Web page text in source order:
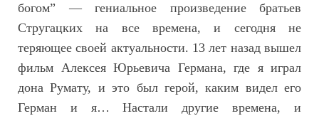
богом” — гениальное произведение братьев
Стругацких на все времена, и сегодня не
теряющее своей актуальности. 13 лет назад вышел
фильм Алексея Юрьевича Германа, где я играл
дона Румату, и это был герой, каким видел его
Герман и я… Настали другие времена, и